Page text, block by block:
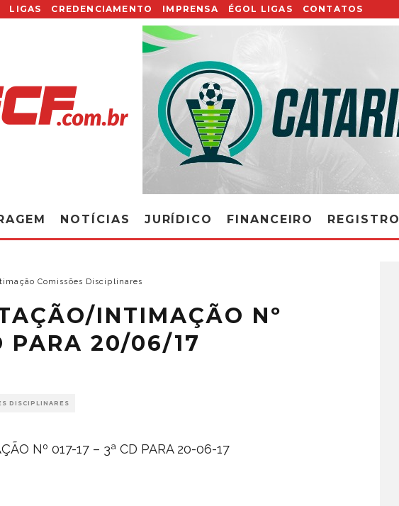
LIGAS CREDENCIAMENTO IMPRENSA ÉGOL LIGAS CONTATOS
NOTÍCIAS JURÍDICO FINANCEIRO REGISTRO
Comissões Disciplinares
INTIMAÇÃO Nº
PARA 20/06/17
DISCIPLINARES
Nº 017-17 – 3ª CD PARA 20-06-17